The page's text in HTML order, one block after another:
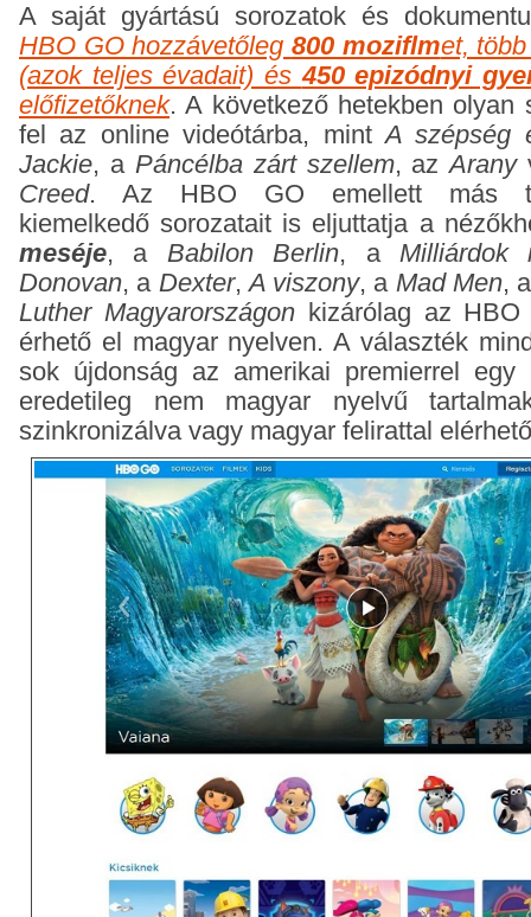
A saját gyártású sorozatok és
HBO GO hozzávetőleg 800 moziflmet,
(azok teljes évadait) és450 epizódnyi
előfizetőknek. A következő hetekben olyan
fel az online videótárba, mintA szépség
Jackie, a Páncélba zárt szellem, azArany
Creed. Az HBO GO emellett más
kiemelkedő sorozatait is eljuttatja a
meséje, a Babilon Berlin, a Milliárdok
Donovan, a Dexter,A viszony, a Mad Men,
Luther Magyarországonkizárólag az HBO
érhető el magyar nyelven. A választék
sok újdonság az amerikai premierrel egy
eredetileg nem magyar nyelvű
szinkronizálva vagy magyar felirattal